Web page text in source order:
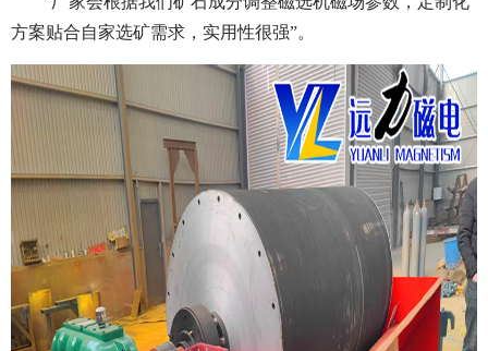
方案贴合自家选矿需求，实用性很强”。